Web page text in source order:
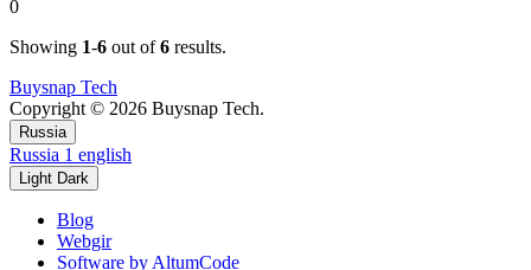
0
Showing 1-6 out of6 results.
Buysnap Tech
Copyright © 2026 Buysnap Tech.
Russia
Russia 1 english
Light Dark
Blog
Webgir
Software by AltumCode